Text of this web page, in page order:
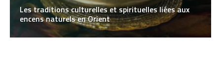
Les traditions culturelles et spirituelles liées aux
encens naturels en Orient